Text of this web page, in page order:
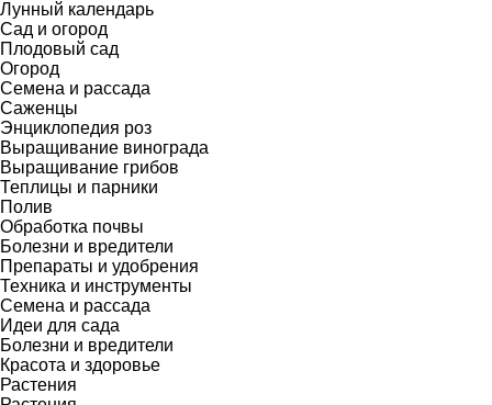
Лунный календарь
Сад и огород
Плодовый сад
Огород
Семена и рассада
Саженцы
Энциклопедия роз
Выращивание винограда
Выращивание грибов
Теплицы и парники
Полив
Обработка почвы
Болезни и вредители
Препараты и удобрения
Техника и инструменты
Семена и рассада
Идеи для сада
Болезни и вредители
Красота и здоровье
Растения